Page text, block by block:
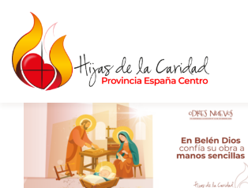
Saltar
contenido
Inicio
Quiénes somos